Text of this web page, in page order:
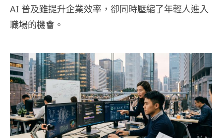
AI 普及雖提升企業效率，卻同時壓縮了年輕人進入
職場的機會。